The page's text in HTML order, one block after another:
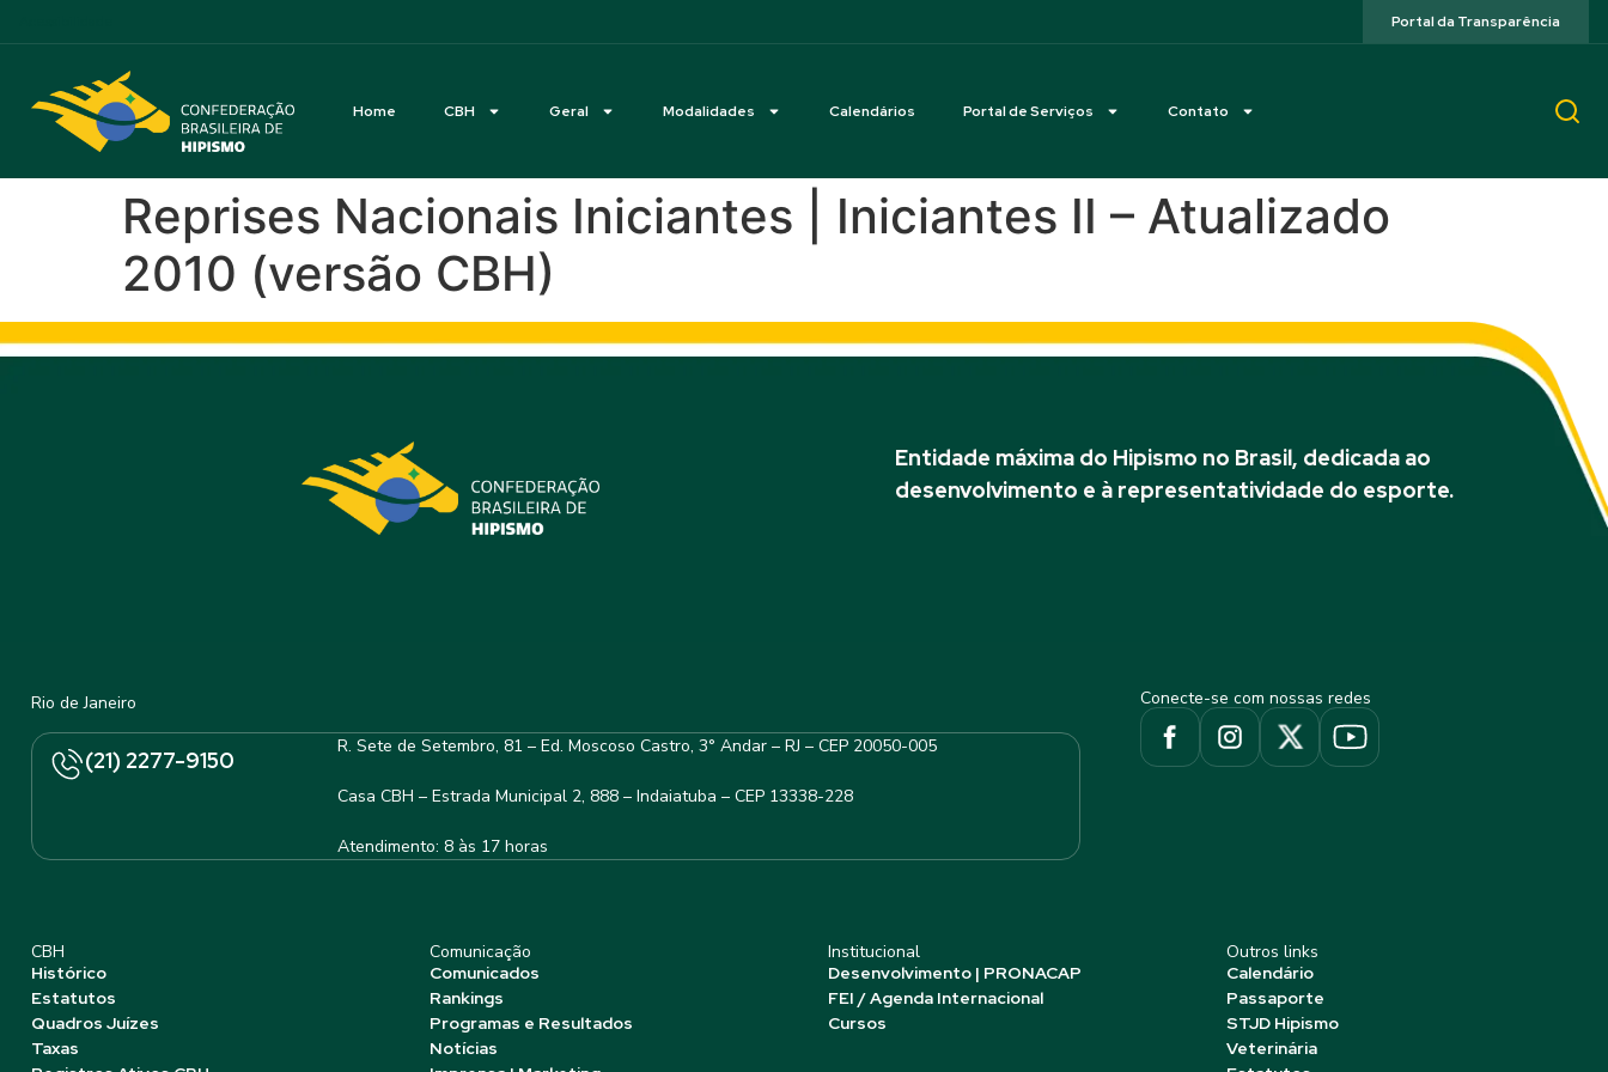
Portal da Transparência
Home CBH Geral Modalidades Calendários Portal de Serviços Contato
Reprises Nacionais Iniciantes | Iniciantes II – Atualizado
2010 (versão CBH)
Entidade máxima do Hipismo no Brasil, dedicada ao
desenvolvimento e à representatividade do esporte.
Rio de Janeiro
(21) 2277-9150
R. Sete de Setembro, 81 – Ed. Moscoso Castro, 3° Andar – RJ – CEP 20050-005
Casa CBH – Estrada Municipal 2, 888 – Indaiatuba – CEP 13338-228
Atendimento: 8 às 17 horas
Conecte-se com nossas redes
CBH
Histórico
Estatutos
Quadros Juízes
Taxas
Comunicação
Comunicados
Rankings
Programas e Resultados
Notícias
Institucional
Desenvolvimento | PRONACAP
FEI / Agenda Internacional
Cursos
Outros links
Calendário
Passaporte
STJD Hipismo
Veterinária